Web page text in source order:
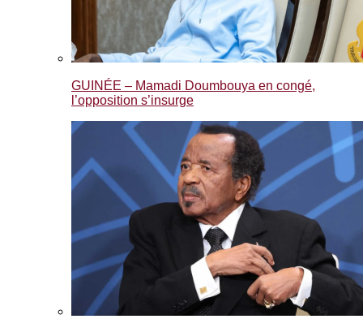
GUINÉE – Mamadi Doumbouya en congé,
l’opposition s’insurge